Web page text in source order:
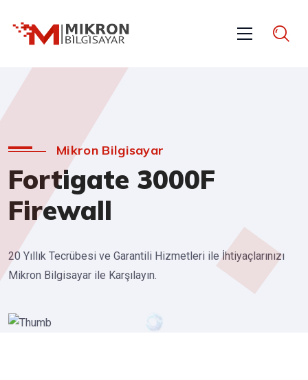
Mikron Bilgisayar
Fortigate 3000F
Firewall
20 Yıllık Tecrübesi ve Garantili Hizmetleri ile İhtiyaçlarınızı
Mikron Bilgisayar ile Karşılayın.